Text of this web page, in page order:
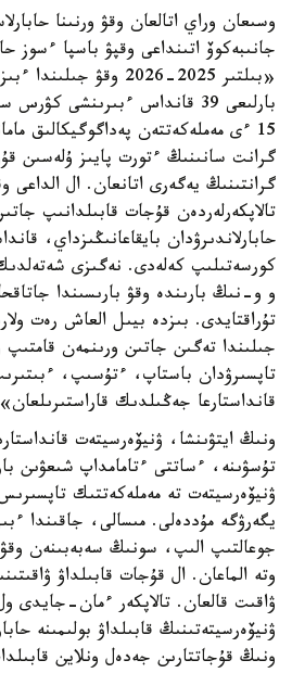
وسىعان وراي اتالعان وقۋ ورنىنا
جانىبەكوۆ اتىنداعى وقپۋ باسپا ءسوز
«بىلتىر 2025-2026 وقۋ
بارلىعى 39 قانداس ءبىرىنشى
15 ءى مەملەكەتتەن پەداگوگيكالىق
گرانتىنىڭ يەگەرى اتانعان. ال الداعى
تالاپكەرلەردەن قۇجات قابىلدانىپ
حابارلاندىرۋدان بايقاعانىڭىزداي،
كورسەتىلىپ كەلەدى. نەگىزى
و و-نىڭ بارىندە وقۋ بارىسىندا
تۇراقتايدى. بىزدە بيىل العاش رەت
جىلىندا تەگىن جاتىن ورىنمەن قامتىپ
تاپسىرۋدان باستاپ، ءتۇسىپ،
قانداستارعا جەڭىلدىك
ونىڭ ايتۋىنشا، ۋنيۆەرسيتەت
تۇسۋىنە، ءساتتى ءتامامداپ شىعۋىن
ۋنيۆەرسيتەت تە مەملەكەتتىك
يگەرۋگە مۇددەلى. مىسالى، جاقىندا
جوعالتىپ الىپ، سونىڭ سەبەبىنەن
ۋاقىت قالعان. تالاپكەر ءمان-جايدى
ۋنيۆەرسيتەتىنىڭ قابىلداۋ بولىمىنە
ونىڭ قۇجاتتارىن جەدەل ونلاين